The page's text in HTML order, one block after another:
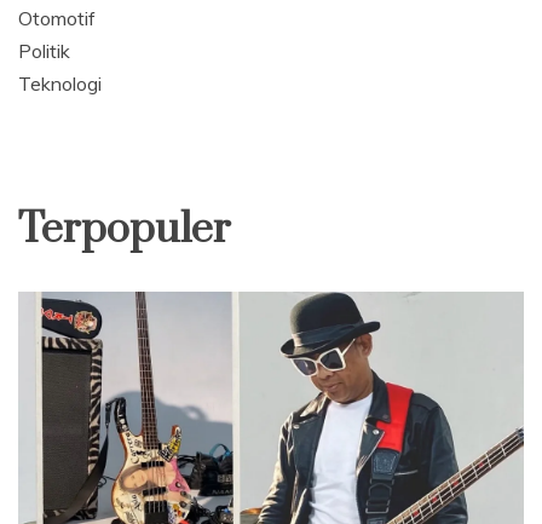
Otomotif
Politik
Teknologi
Terpopuler